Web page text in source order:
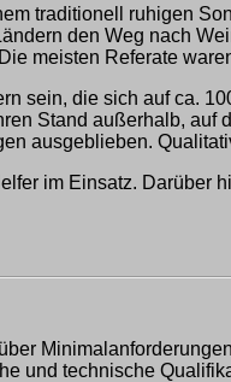
traditionell ruhigen
den Weg nach
meisten Referate
sein, die sich auf ca.
Stand außerhalb,
ausgeblieben.
im Einsatz.
und technische